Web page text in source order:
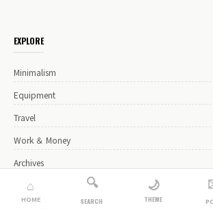
EXPLORE
Minimalism
Equipment
Travel
Work ＆ Money
Archives
⌂
HOME
🔍
SEARCH
🌙
THEME